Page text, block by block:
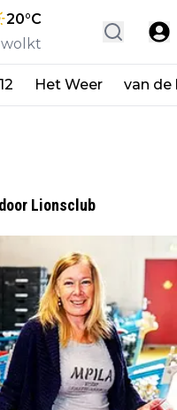
20°C
Het Weer van de
Lionsclub